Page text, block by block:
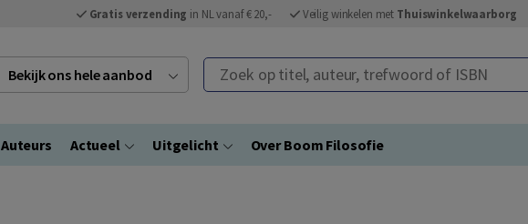
Gratis verzending in NL vanaf € 20,- Veilig winkelen met Thuiswinkelwaarborg
Bekijk ons hele aanbod Zoek op titel, auteur, trefwoord of ISBN
Auteurs Actueel Uitgelicht Over Boom Filosofie